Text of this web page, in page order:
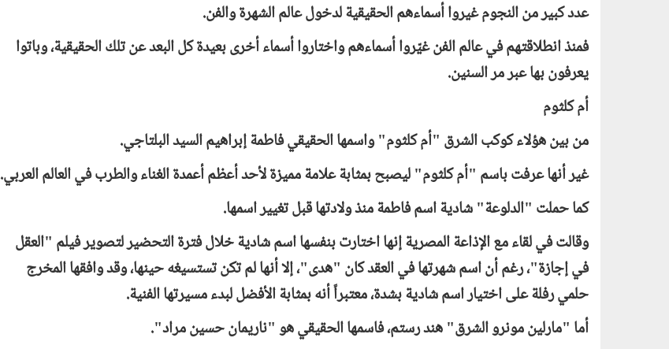
عدد كبير من النجوم غيروا أسماءهم الحقيقية لدخول عالم الشهرة والفن.
فمنذ انطلاقتهم في عالم الفن غيّروا أسماءهم واختاروا أسماء أخرى بعيدة كل البعد عن تلك الحقيقية، وباتوا
يعرفون بها عبر مر السنين.
أم كلثوم
من بين هؤلاء كوكب الشرق "أم كلثوم" واسمها الحقيقي فاطمة إبراهيم السيد البلتاجي.
غير أنها عرفت باسم "أم كلثوم" ليصبح بمثابة علامة مميزة لأحد أعظم أعمدة الغناء والطرب في العالم العربي.
كما حملت "الدلوعة" شادية اسم فاطمة منذ ولادتها قبل تغيير اسمها.
وقالت في لقاء مع الإذاعة المصرية إنها اختارت بنفسها اسم شادية خلال فترة التحضير لتصوير فيلم "العقل
في إجازة"، رغم أن اسم شهرتها في العقد كان "هدى"، إلا أنها لم تكن تستسيغه حينها، وقد وافقها المخرج
حلمي رفلة على اختيار اسم شادية بشدة، معتبراً أنه بمثابة الأفضل لبدء مسيرتها الفنية.
أما "مارلين مونرو الشرق" هند رستم، فاسمها الحقيقي هو "ناريمان حسين مراد".